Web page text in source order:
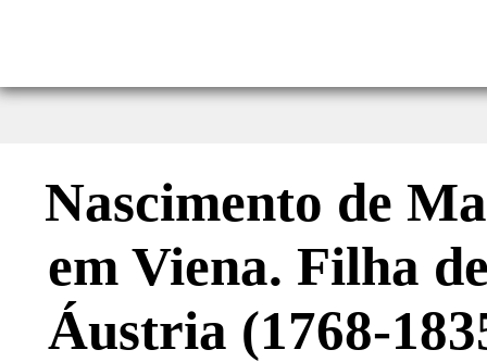
Nascimento de
em Viena. Filha
Áustria (1768-